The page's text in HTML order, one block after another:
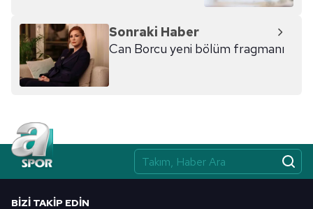
Sonraki Haber
Can Borcu yeni bölüm fragmanı
BIZI TAKIP EDIN